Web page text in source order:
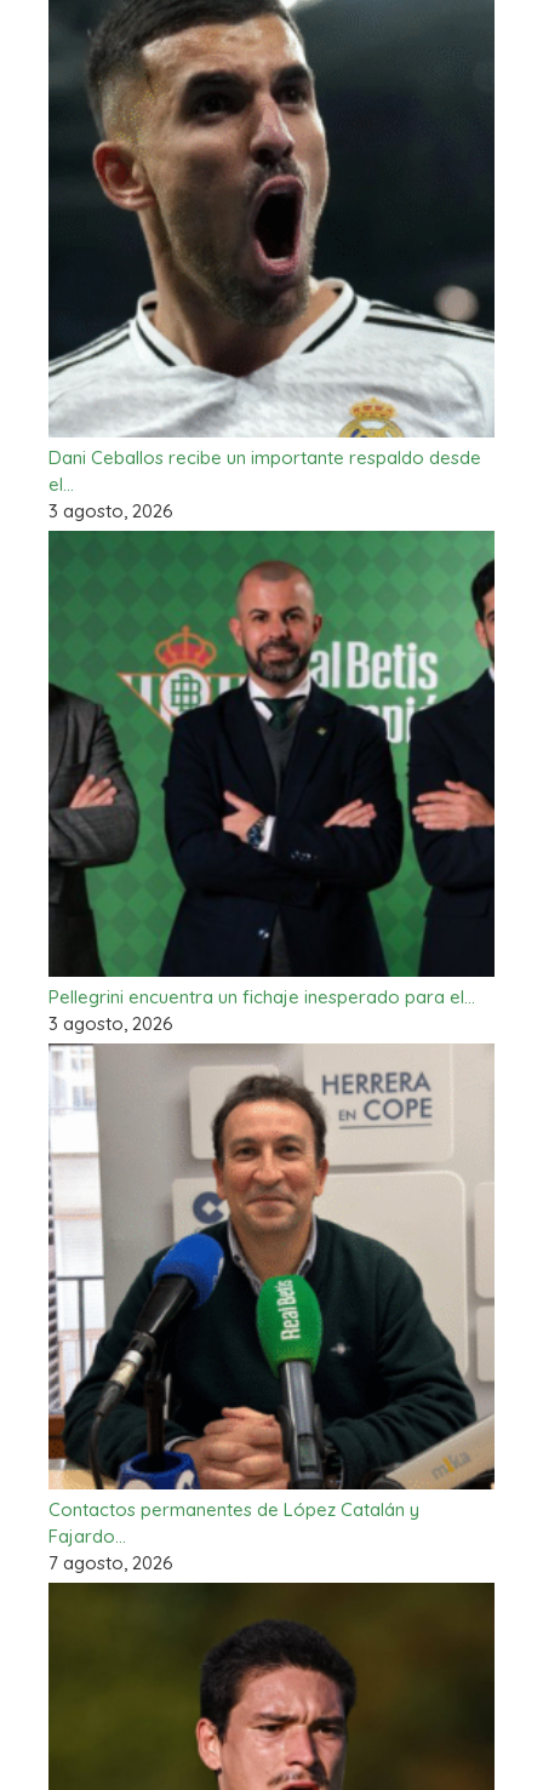
Dani Ceballos recibe un importante respaldo desde
el…
3 agosto, 2026
Pellegrini encuentra un fichaje inesperado para el…
3 agosto, 2026
Contactos permanentes de López Catalán y
Fajardo…
7 agosto, 2026